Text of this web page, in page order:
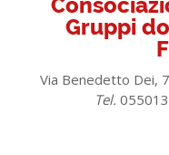
Gruppi
Via Benedetto Dei,
Tel.